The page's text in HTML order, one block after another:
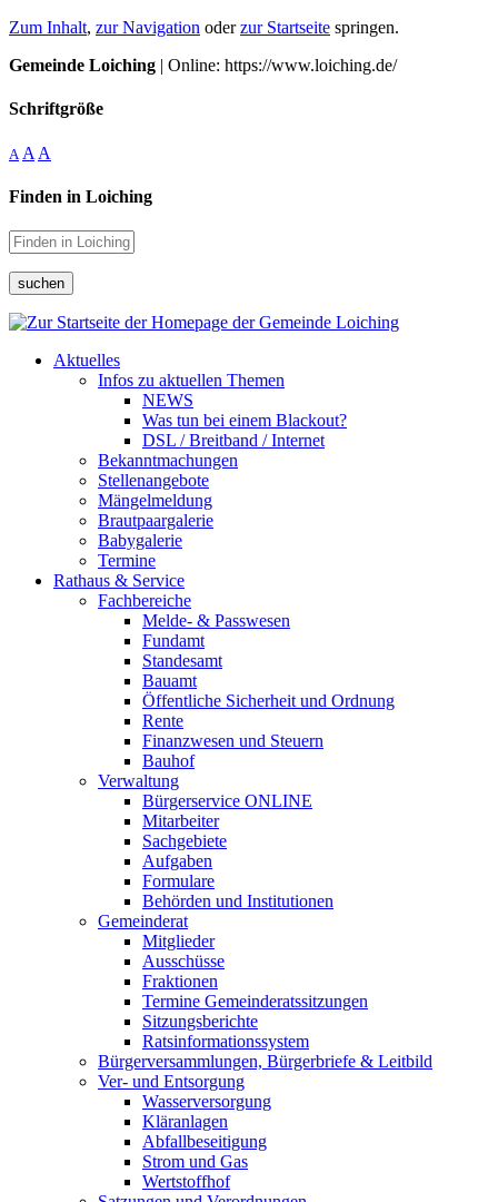
Zum Inhalt, zur Navigation oderzur Startseite springen.
Gemeinde Loiching | Online: https://www.loiching.de/
Schriftgröße
A A A
Finden in Loiching
suchen
Aktuelles
Infos zu aktuellen Themen
NEWS
Was tun bei einem Blackout?
DSL / Breitband / Internet
Bekanntmachungen
Stellenangebote
Mängelmeldung
Brautpaargalerie
Babygalerie
Termine
Rathaus & Service
Fachbereiche
Melde- & Passwesen
Fundamt
Standesamt
Bauamt
Öffentliche Sicherheit und Ordnung
Rente
Finanzwesen und Steuern
Bauhof
Verwaltung
Bürgerservice ONLINE
Mitarbeiter
Sachgebiete
Aufgaben
Formulare
Behörden und Institutionen
Gemeinderat
Mitglieder
Ausschüsse
Fraktionen
Termine Gemeinderatssitzungen
Sitzungsberichte
Ratsinformationssystem
Bürgerversammlungen, Bürgerbriefe & Leitbild
Ver- und Entsorgung
Wasserversorgung
Kläranlagen
Abfallbeseitigung
Strom und Gas
Wertstoffhof